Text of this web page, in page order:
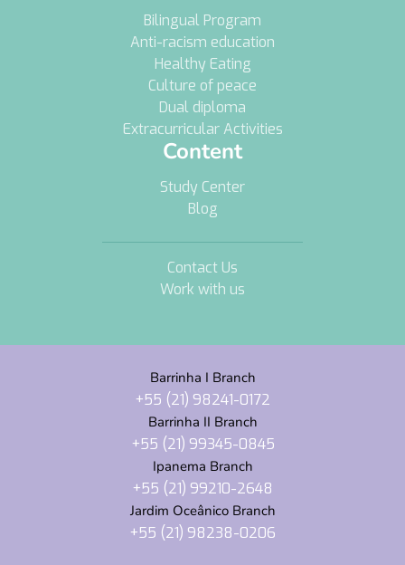
Bilingual Program
Anti-racism education
Healthy Eating
Culture of peace
Dual diploma
Extracurricular Activities
Content
Study Center
Blog
Contact Us
Work with us
Barrinha I Branch
+55 (21) 98241-0172
Barrinha II Branch
+55 (21) 99345-0845
Ipanema Branch
+55 (21) 99210-2648
Jardim Oceânico Branch
+55 (21) 98238-0206